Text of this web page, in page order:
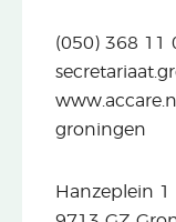
(050) 368 11
groningen
Hanzeplein